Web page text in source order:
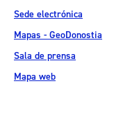
Sede electrónica
Mapas - GeoDonostia
Sala de prensa
Mapa web